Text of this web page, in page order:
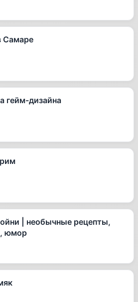
Самаре
гейм-дизайна
| необычные рецепты,
юмор